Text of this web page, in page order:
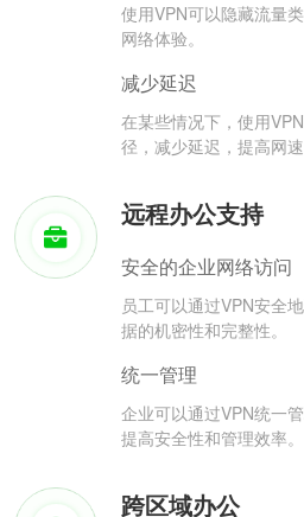
使用VPN可以隐藏流量
网络体验。
减少延迟
在某些情况下，使用
径，减少延迟，提高网速
远程办公支持
安全的企业网络访问
员工可以通过VPN安全
据的机密性和完整性。
统一管理
企业可以通过VPN统一
提高安全性和管理效率。
跨区域办公